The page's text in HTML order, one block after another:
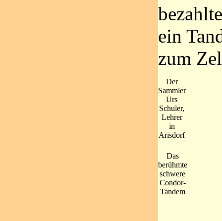
ein
zum
Der
Sammler
Urs
Schuler,
Lehrer
in
Arisdorf
Das
berühmte
schwere
Condor-
Tandem